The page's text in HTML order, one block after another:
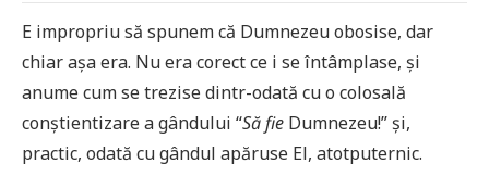
E impropriu să spunem că Dumnezeu obosise, dar
chiar așa era. Nu era corect ce i se întâmplase, și
anume cum se trezise dintr-odată cu o colosală
conștientizare a gândului “Să fie Dumnezeu!” și,
practic, odată cu gândul apăruse El, atotputernic.